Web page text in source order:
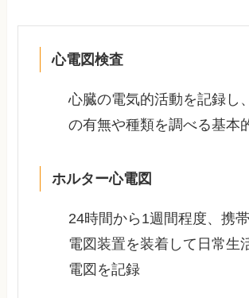
心電図検査
心臓の電気的活動を記録し
の有無や種類を調べる基本
ホルター心電図
24時間から1週間程度、携
電図装置を装着して日常生
電図を記録